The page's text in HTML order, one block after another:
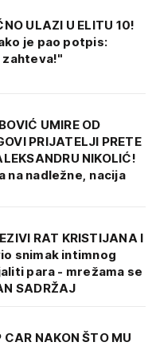
ULAZI U ELITU 10!
je pao potpis:
zahteva!"
UMIRE OD
PRIJATELJI PRETE
NIKOLIĆ!
na nadležne, nacija
RAT KRISTIJANA I
snimak intimnog
para - mrežama se
SADRŽAJ
CAR NAKON ŠTO MU